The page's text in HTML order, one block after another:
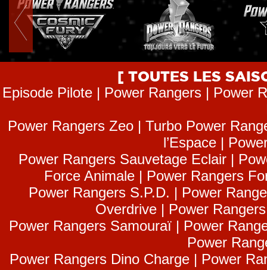
[ TOUTES LES
Episode Pilote | Power Rangers | Power
Power Rangers Zeo | Turbo Power
l’Espace |
Power Rangers Sauvetage Eclair |
Force Animale | Power Rangers
Power Rangers S.P.D. | Power
Overdrive | Power
Power Rangers Samouraï | Power
Power
Power Rangers Dino Charge | Power